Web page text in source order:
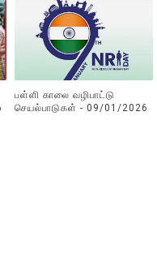
பள்ளி காலை வழிபாட்டு
செயல்பாடுகள் - 09/01/2026